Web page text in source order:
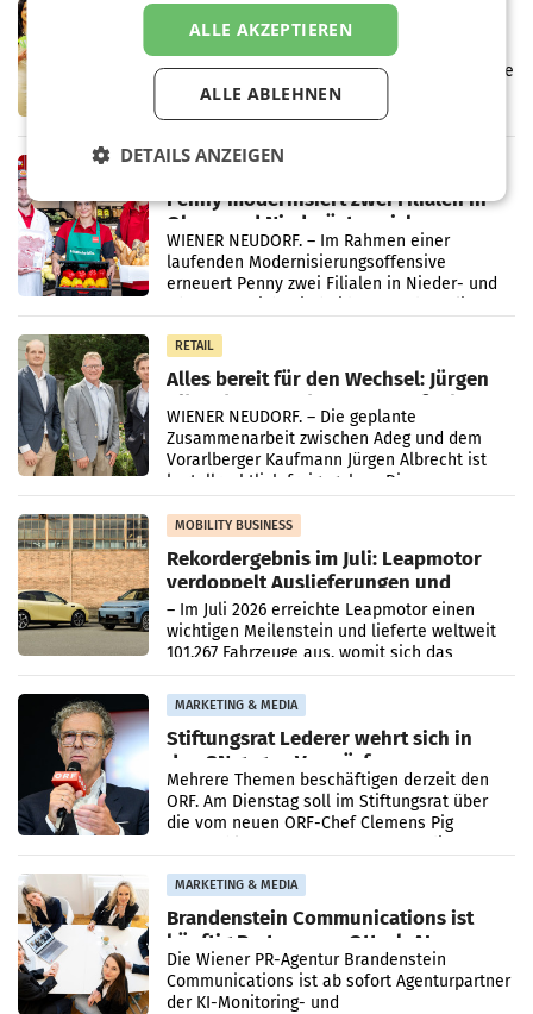
Eine Bühne für Zirkularität: ARA und
Müller informieren am POS über
Kreislauffähigkeit
Über den gesamten August hinweg rücken die
Altstoff Recycling Austria AG (ARA) und der
Handelskonzern Müller die Initiative
Müller-Filialen
RETAIL
Penny modernisiert zwei Filialen in
Ober- und Niederösterreich
WIENER NEUDORF. – Im Rahmen einer
laufenden Modernisierungsoffensive
erneuert Penny zwei Filialen in Nieder- und
RETAIL
Alles bereit für den Wechsel: Jürgen
Albrecht setzt ab 1.1.2027 auf Adeg
WIENER NEUDORF. – Die geplante
Zusammenarbeit zwischen Adeg und dem
Vorarlberger Kaufmann Jürgen Albrecht ist
kartellrechtlich freigegeben: Die
Bundeswettbewerbsbehörde und der
Bundeskartellanwalt
MOBILITY BUSINESS
Rekordergebnis im Juli: Leapmotor
verdoppelt Auslieferungen und
überschreitet die 100.000er-Marke
– Im Juli 2026 erreichte Leapmotor einen
wichtigen Meilenstein und lieferte weltweit
101.267 Fahrzeuge aus, womit sich das
Ergebnis gegenüber Juli 2025 mehr als
verdoppelte (+102
MARKETING & MEDIA
Stiftungsrat Lederer wehrt sich in
den SN gegen Vorwürfe
Mehrere Themen beschäftigen derzeit den
ORF. Am Dienstag soll im Stiftungsrat über
die vom neuen ORF-Chef Clemens Pig
MARKETING & MEDIA
Brandenstein Communications ist
künftig Partner von OtterlyAI
Die Wiener PR-Agentur Brandenstein
Communications ist ab sofort Agenturpartner
der KI-Monitoring- und
ALLE AKZEPTIEREN
ALLE ABLEHNEN
DETAILS ANZEIGEN